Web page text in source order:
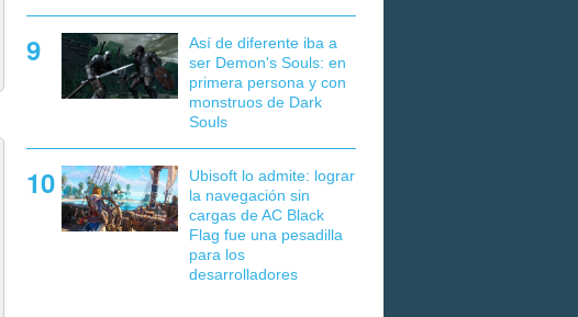
Así de diferente iba a
ser Demon's Souls: en
primera persona y con
monstruos de Dark
Souls
Ubisoft lo admite: lograr
la navegación sin
cargas de AC Black
Flag fue una pesadilla
para los
desarrolladores